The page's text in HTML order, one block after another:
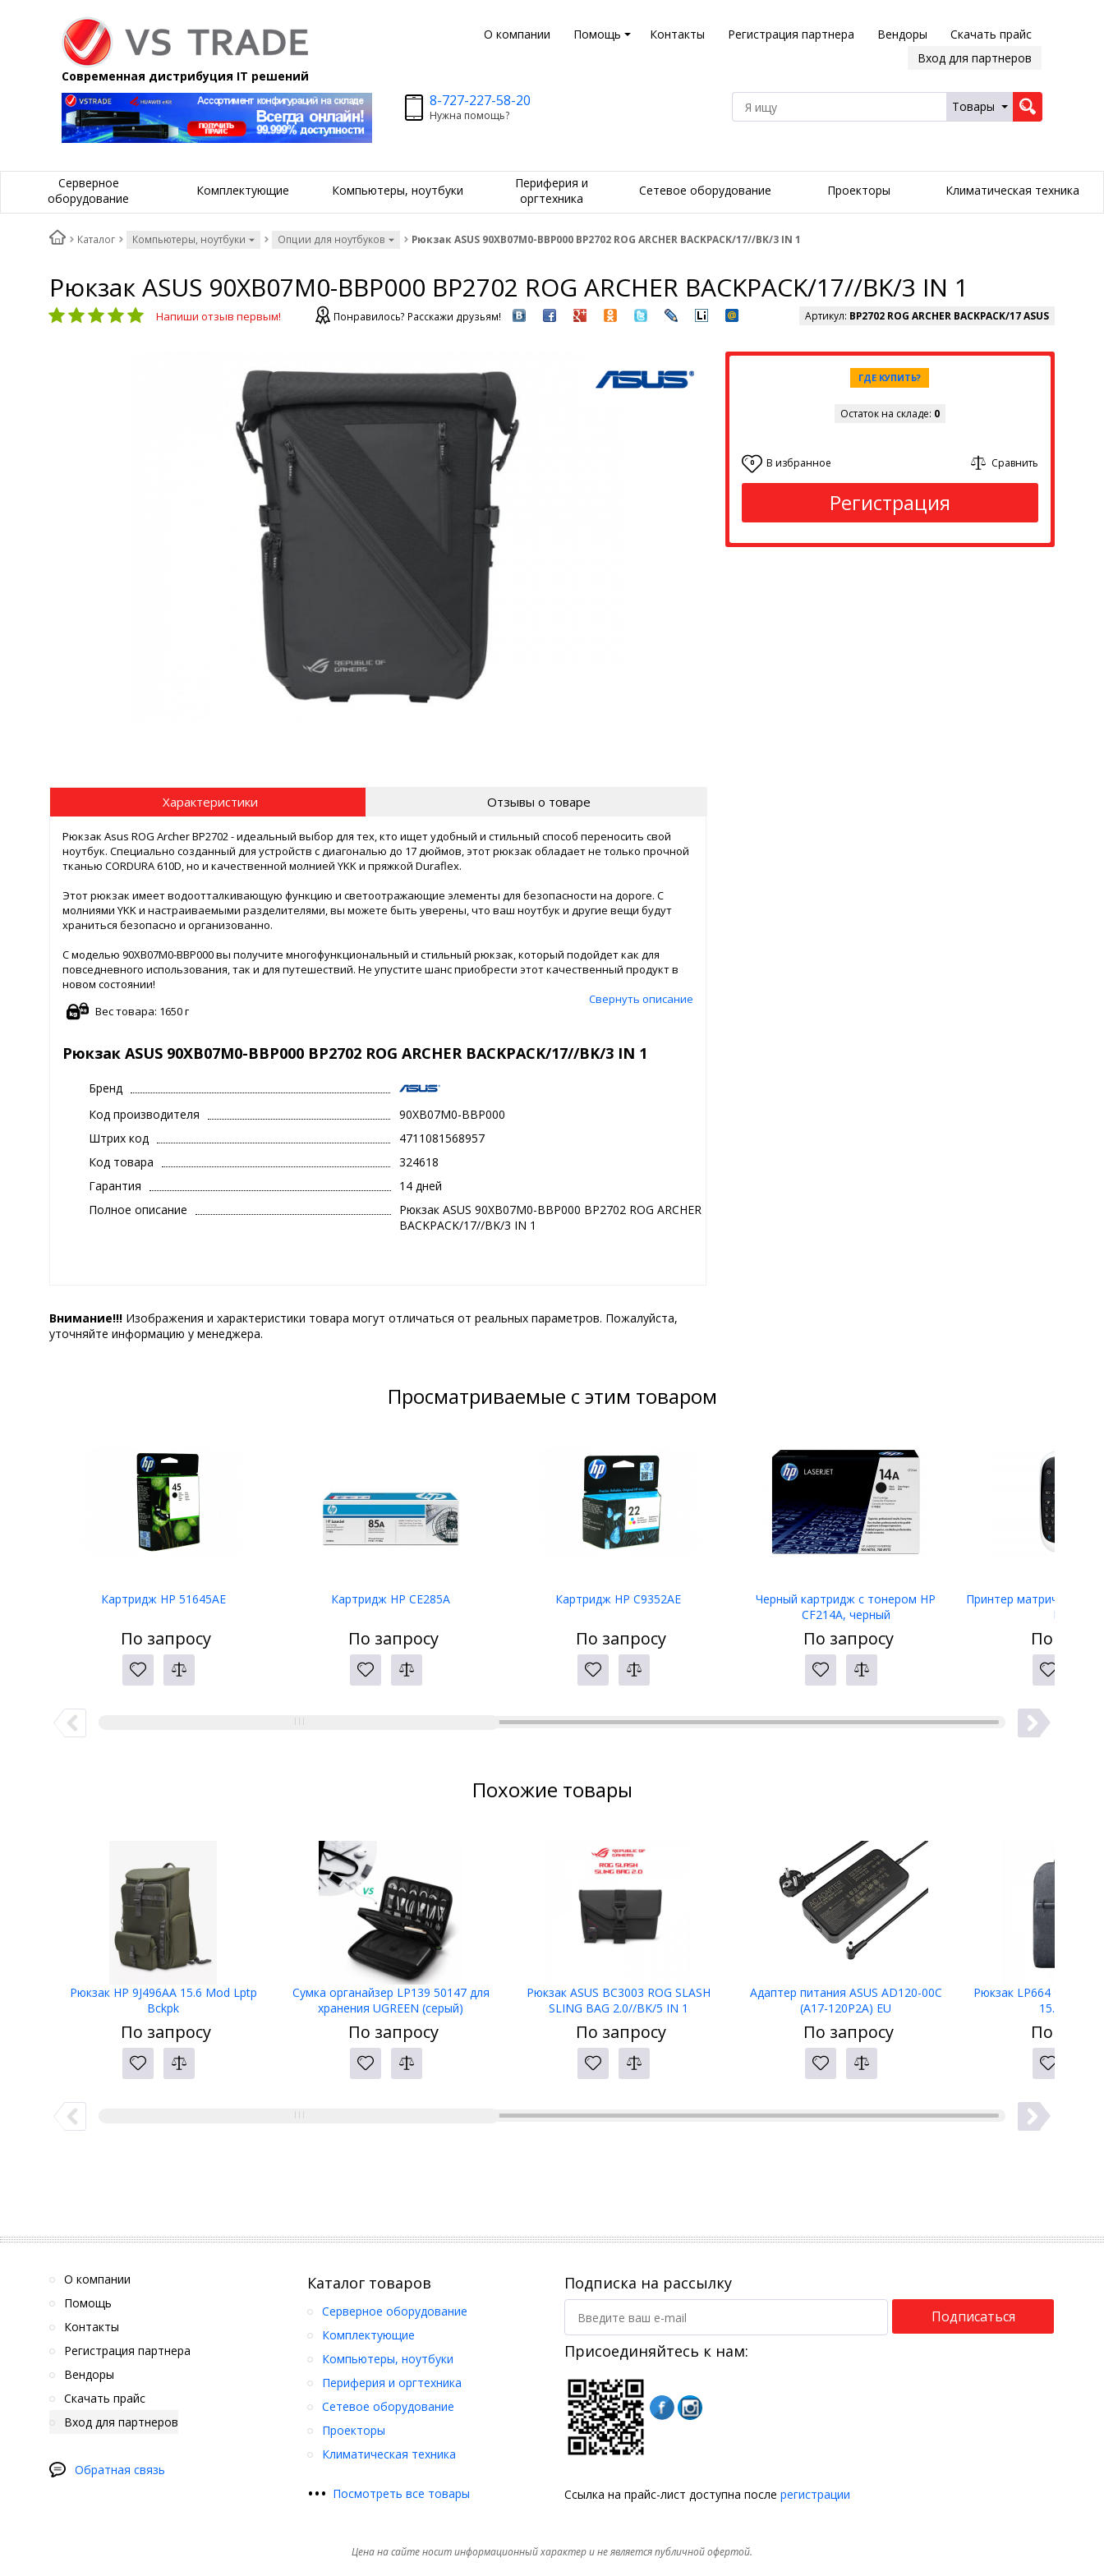
О компании Помощь Контакты Регистрация партнера Вендоры
Скачать прайс
Вход для партнеров
Современная дистрибуция IT решений
8-727-227-58-20
Нужна помощь?
Товары
Серверное
оборудование
Комплектующие Компьютеры, ноутбуки
Периферия и
оргтехника
Сетевое оборудование Проекторы Климатическая техника
Каталог Компьютеры, ноутбуки Опции для ноутбуков Рюкзак ASUS 90XB07M0-BBP000 BP2702 ROG ARCHER BACKPACK/17//BK/3 IN 1
Рюкзак ASUS 90XB07M0-BBP000 BP2702 ROG ARCHER BACKPACK/17//BK/3 IN 1
Напиши отзыв первым! Понравилось? Расскажи друзьям! Артикул: BP2702 ROG ARCHER BACKPACK/17 ASUS
ГДЕ КУПИТЬ?
Остаток на складе: 0
0 В избранное Сравнить
Регистрация
Характеристики Отзывы о товаре
Рюкзак Asus ROG Archer BP2702 - идеальный выбор для тех, кто ищет удобный и стильный способ переносить свой
ноутбук. Специально созданный для устройств с диагональю до 17 дюймов, этот рюкзак обладает не только прочной
тканью CORDURA 610D, но и качественной молнией YKK и пряжкой Duraflex.
Этот рюкзак имеет водоотталкивающую функцию и светоотражающие элементы для безопасности на дороге. С
молниями YKK и настраиваемыми разделителями, вы можете быть уверены, что ваш ноутбук и другие вещи будут
храниться безопасно и организованно.
С моделью 90XB07M0-BBP000 вы получите многофункциональный и стильный рюкзак, который подойдет как для
повседневного использования, так и для путешествий. Не упустите шанс приобрести этот качественный продукт в
новом состоянии!
Свернуть описание
Вес товара: 1650 г
Рюкзак ASUS 90XB07M0-BBP000 BP2702 ROG ARCHER BACKPACK/17//BK/3 IN 1
Бренд
Код производителя
90XB07M0-BBP000
Штрих код
4711081568957
Код товара
324618
Гарантия
14 дней
Полное описание
Рюкзак ASUS 90XB07M0-BBP000 BP2702 ROG ARCHER
BACKPACK/17//BK/3 IN 1
Внимание!!! Изображения и характеристики товара могут отличаться от реальных параметров. Пожалуйста,
уточняйте информацию у менеджера.
Просматриваемые с этим товаром
Картридж HP 51645AE
По запросу
Картридж HP CE285A
По запросу
Картридж HP C9352AE
По запросу
Черный картридж с тонером HP
CF214A, черный
По запросу
Принтер матричный
LW-400
По
Похожие товары
Рюкзак HP 9J496AA 15.6 Mod Lptp
Bckpk
По запросу
Сумка органайзер LP139 50147 для
хранения UGREEN (серый)
По запросу
Рюкзак ASUS BC3003 ROG SLASH
SLING BAG 2.0//BK/5 IN 1
По запросу
Адаптер питания ASUS AD120-00C
(A17-120P2A) EU
По запросу
Рюкзак LP664 90798
15.6"
По
О компании
Помощь
Контакты
Регистрация партнера
Вендоры
Скачать прайс
Вход для партнеров
Обратная связь
Каталог товаров
Серверное оборудование
Комплектующие
Компьютеры, ноутбуки
Периферия и оргтехника
Сетевое оборудование
Проекторы
Климатическая техника
••• Посмотреть все товары
Подписка на рассылку
Подписаться
Присоединяйтесь к нам:
Ссылка на прайс-лист доступна после регистрации
Цена на сайте носит информационный характер и не является публичной офертой.